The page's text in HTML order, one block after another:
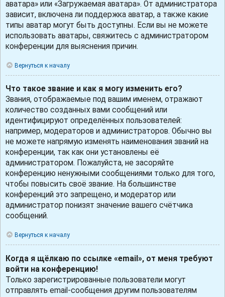
аватара» или «Загружаемая аватара». От администратора
зависит, включена ли поддержка аватар, а также какие
типы аватар могут быть доступны. Если вы не можете
использовать аватары, свяжитесь с администратором
конференции для выяснения причин.
Вернуться к началу
Что такое звание и как я могу изменить его?
Звания, отображаемые под вашим именем, отражают
количество созданных вами сообщений или
идентифицируют определённых пользователей:
например, модераторов и администраторов. Обычно вы
не можете напрямую изменять наименования званий на
конференции, так как они установлены её
администратором. Пожалуйста, не засоряйте
конференцию ненужными сообщениями только для того,
чтобы повысить своё звание. На большинстве
конференций это запрещено, и модератор или
администратор понизят значение вашего счётчика
сообщений.
Вернуться к началу
Когда я щёлкаю по ссылке «email», от меня требуют
войти на конференцию!
Только зарегистрированные пользователи могут
отправлять email-сообщения другим пользователям